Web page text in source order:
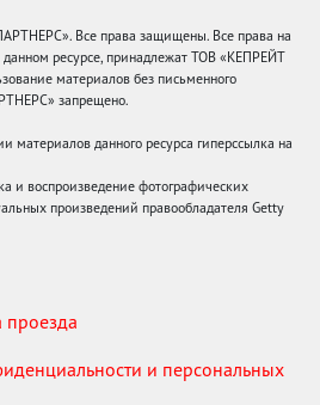
Все права защищены. Все права на
ресурсе, принадлежат ТОВ «КЕПРЕЙТ
материалов без письменного
запрещено.
материалов данного ресурса гиперссылка на
и воспроизведение фотографических
произведений правообладателя Getty
проезда
и персональных